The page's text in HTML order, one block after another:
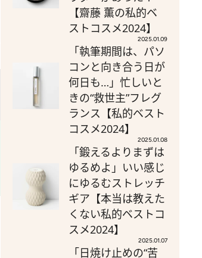
【齋藤 薫の私的ベ
ストコスメ2024】
2025.01.09
「執筆期間は、パソ
コンと向き合う日が
何日も…」忙しいと
きの“救世主”フレグ
ランス【私的ベスト
コスメ2024】
2025.01.08
「鍛えるよりまずは
ゆるめよ」いい感じ
にゆるむストレッチ
ギア【本当は教えた
くない私的ベストコ
スメ2024】
2025.01.07
「日焼け止めの“苦